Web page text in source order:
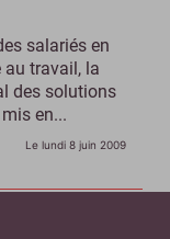
salariés en
au travail, la
des solutions
en...
Le lundi 8 juin 2009